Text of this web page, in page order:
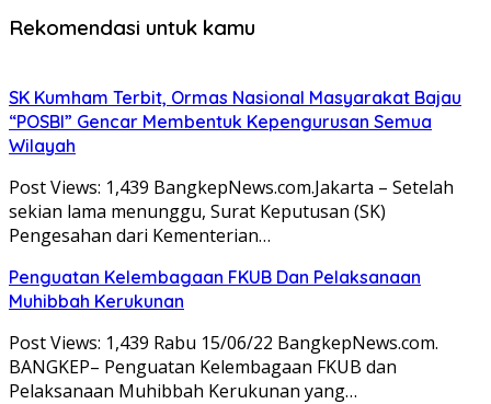
Rekomendasi untuk kamu
SK Kumham Terbit, Ormas Nasional Masyarakat Bajau
“POSBI” Gencar Membentuk Kepengurusan Semua
Wilayah
Post Views: 1,439 BangkepNews.com.Jakarta – Setelah
sekian lama menunggu, Surat Keputusan (SK)
Pengesahan dari Kementerian…
Penguatan Kelembagaan FKUB Dan Pelaksanaan
Muhibbah Kerukunan
Post Views: 1,439 Rabu 15/06/22 BangkepNews.com.
BANGKEP– Penguatan Kelembagaan FKUB dan
Pelaksanaan Muhibbah Kerukunan yang…